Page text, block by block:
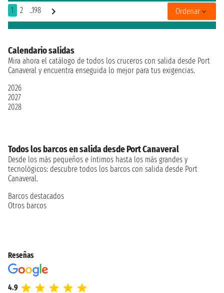
1 2 ..198 Ordenar
Calendario salidas
Mira ahora el catálogo de todos los cruceros con salida desde Port
Canaveral y encuentra enseguida lo mejor para tus exigencias.
2026
2027
2028
Todos los barcos en salida desde Port Canaveral
Desde los más pequeños e íntimos hasta los más grandes y
tecnológicos: descubre todos los barcos con salida desde Port
Canaveral.
Barcos destacados
Otros barcos
Reseñas
4.9